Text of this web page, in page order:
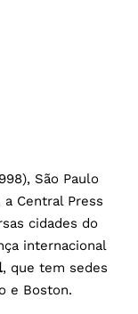
São Paulo
a Central Press
cidades do
internacional
, que tem sedes
e Boston.